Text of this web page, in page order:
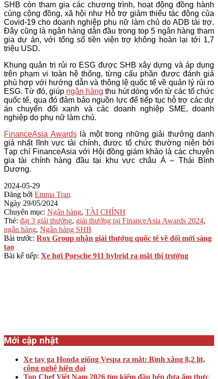
SHB còn tham gia các chương trình, hoạt động đồng hành
cùng cộng đồng, xã hội như Hỗ trợ giảm thiểu tác động của
Covid-19 cho doanh nghiệp phụ nữ làm chủ do ADB tài trợ.
Đây cũng là ngân hàng dẫn đầu trong top 5 ngân hàng tham
gia dự án, với tổng số tiền viện trợ không hoàn lại tới 1,7
triệu USD.
Khung quản trị rủi ro ESG được SHB xây dựng và áp dụng
trên phạm vi toàn hệ thống, từng cấu phần được đánh giá
phù hợp với hướng dẫn và thông lệ quốc tế về quản lý rủi ro
ESG. Từ đó, giúp ngân hàng thu hút dòng vốn từ các tổ chức
quốc tế, qua đó đảm bảo nguồn lực để tiếp tục hỗ trợ các dự
án chuyển đổi xanh và các doanh nghiệp SME, doanh
nghiệp do phụ nữ làm chủ.
FinanceAsia Awardslà một trong những giải thưởng danh
giá nhất lĩnh vực tài chính, được tổ chức thường niên bởi
Tạp chí FinanceAsia với Hội đồng giám khảo là các chuyên
gia tài chính hàng đầu tại khu vực châu Á – Thái Bình
Dương.
2024-05-29
Đăng bởi Emma Tran
Ngày 29/05/2024
Chuyên mục: Ngân hàng, TÀI CHÍNH
Thẻ: đạt 3 giải thưởng, giải thưởng tại FinanceAsia Awards 2024,
ngân hàng, Ngân hàng SHB
Bài trước: Rox Group nhận giải thưởng quốc tế về đổi mới sáng
tạo
Bài kế tiếp: Xe hơi Porsche 911 hybrid ra mắt thị trường
Mới cập nhật
Xe tay ga Honda giống Vespa ra mắt: Bình xăng 8,2 lít,
công nghệ hiện đại
Top Chef Việt Nam 2026 tìm kiếm đầu bếp đưa ẩm thực